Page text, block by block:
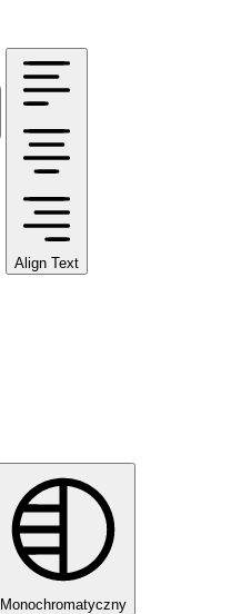
Align Text
Monochromatyczny